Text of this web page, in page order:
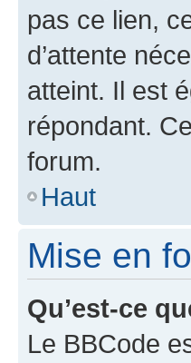
pas ce lien,
d’attente
atteint. Il est
répondant.
forum.
Haut
Mise en
Qu’est-ce
Le BBCode